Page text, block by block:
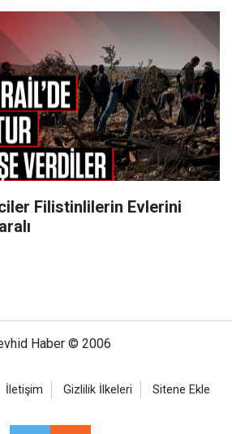
Filistinlilerin Evlerini
Haber © 2006
İletişim Gizlilik İlkeleri Sitene Ekle